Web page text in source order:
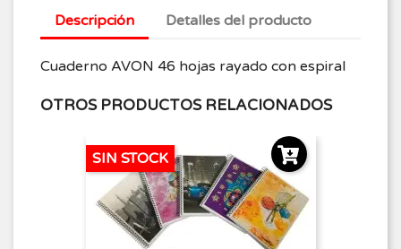
Descripción Detalles del producto
Cuaderno AVON 46 hojas rayado con espiral
OTROS PRODUCTOS RELACIONADOS
SIN STOCK